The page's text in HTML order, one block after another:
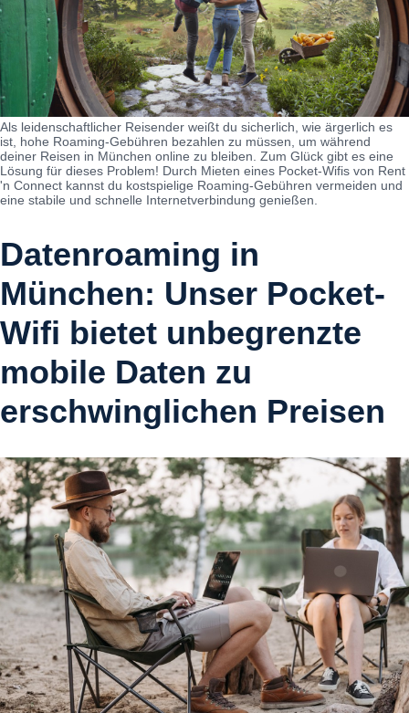
Als leidenschaftlicher Reisender weißt du sicherlich, wie ärgerlich es
ist, hohe Roaming-Gebühren bezahlen zu müssen, um während
deiner Reisen in München online zu bleiben. Zum Glück gibt es eine
Lösung für dieses Problem! Durch Mieten eines Pocket-Wifis von Rent
'n Connect kannst du kostspielige Roaming-Gebühren vermeiden und
eine stabile und schnelle Internetverbindung genießen.
Datenroaming in
München: Unser Pocket-
Wifi bietet unbegrenzte
mobile Daten zu
erschwinglichen Preisen